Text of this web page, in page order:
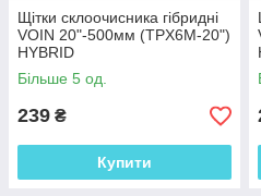
Щітки склоочисника гібридні
VOIN 20"-500мм (TPX6M-20")
HYBRID
Більше 5 од.
239 ₴
Купити